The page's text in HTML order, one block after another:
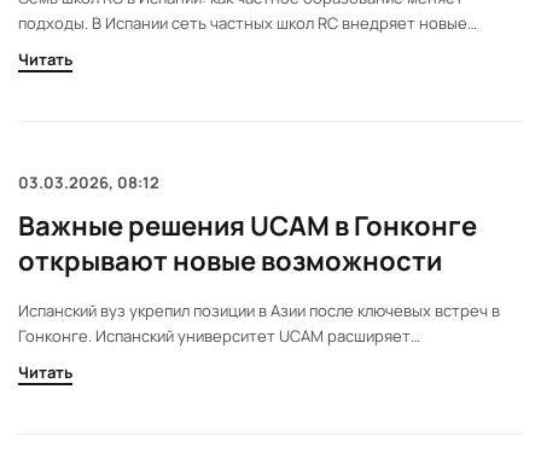
подходы. В Испании сеть частных школ RC внедряет новые
стандарты образования. Их подход сочетает международные
методики, языки и ценности. Это влияет на подготовку молодежи
Читать
03.03.2026, 08:12
Важные решения UCAM в Гонконге
открывают новые возможности
Испанский вуз укрепил позиции в Азии после ключевых встреч в
Гонконге. Испанский университет UCAM расширяет
сотрудничество с азиатскими вузами. В Гонконге прошли встречи,
которые могут изменить подход к международному
Читать